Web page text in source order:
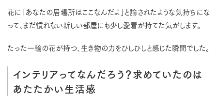
花に「あなたの居場所はここなんだよ」と諭されたような気持ちにな
って、まだ慣れない新しい部屋にも少し愛着が持てた気がします。
たった一輪の花が持つ、生き物の力をひしひしと感じた瞬間でした。
インテリアってなんだろう？求めていたのは
あたたかい生活感